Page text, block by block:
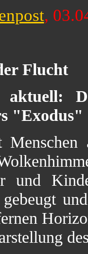
,
Flucht
aktuell:
"Exodus"
und